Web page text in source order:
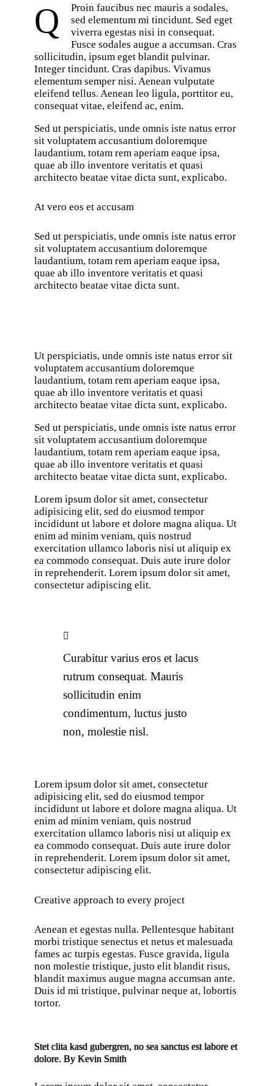
Q
Proin faucibus nec mauris a sodales,
sed elementum mi tincidunt. Sed eget
viverra egestas nisi in consequat.
Fusce sodales augue a accumsan. Cras
sollicitudin, ipsum eget blandit pulvinar.
Integer tincidunt. Cras dapibus. Vivamus
elementum semper nisi. Aenean vulputate
eleifend tellus. Aenean leo ligula, porttitor eu,
consequat vitae, eleifend ac, enim.
Sed ut perspiciatis, unde omnis iste natus error
sit voluptatem accusantium doloremque
laudantium, totam rem aperiam eaque ipsa,
quae ab illo inventore veritatis et quasi
architecto beatae vitae dicta sunt, explicabo.
At vero eos et accusam
Sed ut perspiciatis, unde omnis iste natus error
sit voluptatem accusantium doloremque
laudantium, totam rem aperiam eaque ipsa,
quae ab illo inventore veritatis et quasi
architecto beatae vitae dicta sunt.
Ut perspiciatis, unde omnis iste natus error sit
voluptatem accusantium doloremque
laudantium, totam rem aperiam eaque ipsa,
quae ab illo inventore veritatis et quasi
architecto beatae vitae dicta sunt, explicabo.
Sed ut perspiciatis, unde omnis iste natus error
sit voluptatem accusantium doloremque
laudantium, totam rem aperiam eaque ipsa,
quae ab illo inventore veritatis et quasi
architecto beatae vitae dicta sunt, explicabo.
Lorem ipsum dolor sit amet, consectetur
adipisicing elit, sed do eiusmod tempor
incididunt ut labore et dolore magna aliqua. Ut
enim ad minim veniam, quis nostrud
exercitation ullamco laboris nisi ut aliquip ex
ea commodo consequat. Duis aute irure dolor
in reprehenderit. Lorem ipsum dolor sit amet,
consectetur adipiscing elit.
Curabitur varius eros et lacus
rutrum consequat. Mauris
sollicitudin enim
condimentum, luctus justo
non, molestie nisl.
Lorem ipsum dolor sit amet, consectetur
adipisicing elit, sed do eiusmod tempor
incididunt ut labore et dolore magna aliqua. Ut
enim ad minim veniam, quis nostrud
exercitation ullamco laboris nisi ut aliquip ex
ea commodo consequat. Duis aute irure dolor
in reprehenderit. Lorem ipsum dolor sit amet,
consectetur adipiscing elit.
Creative approach to every project
Aenean et egestas nulla. Pellentesque habitant
morbi tristique senectus et netus et malesuada
fames ac turpis egestas. Fusce gravida, ligula
non molestie tristique, justo elit blandit risus,
blandit maximus augue magna accumsan ante.
Duis id mi tristique, pulvinar neque at, lobortis
tortor.
Stet clita kasd gubergren, no sea sanctus est labore et
dolore. By Kevin Smith